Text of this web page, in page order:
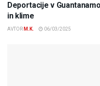
Deportacije v
in klime
AVTOR M.K. 06/03/2025